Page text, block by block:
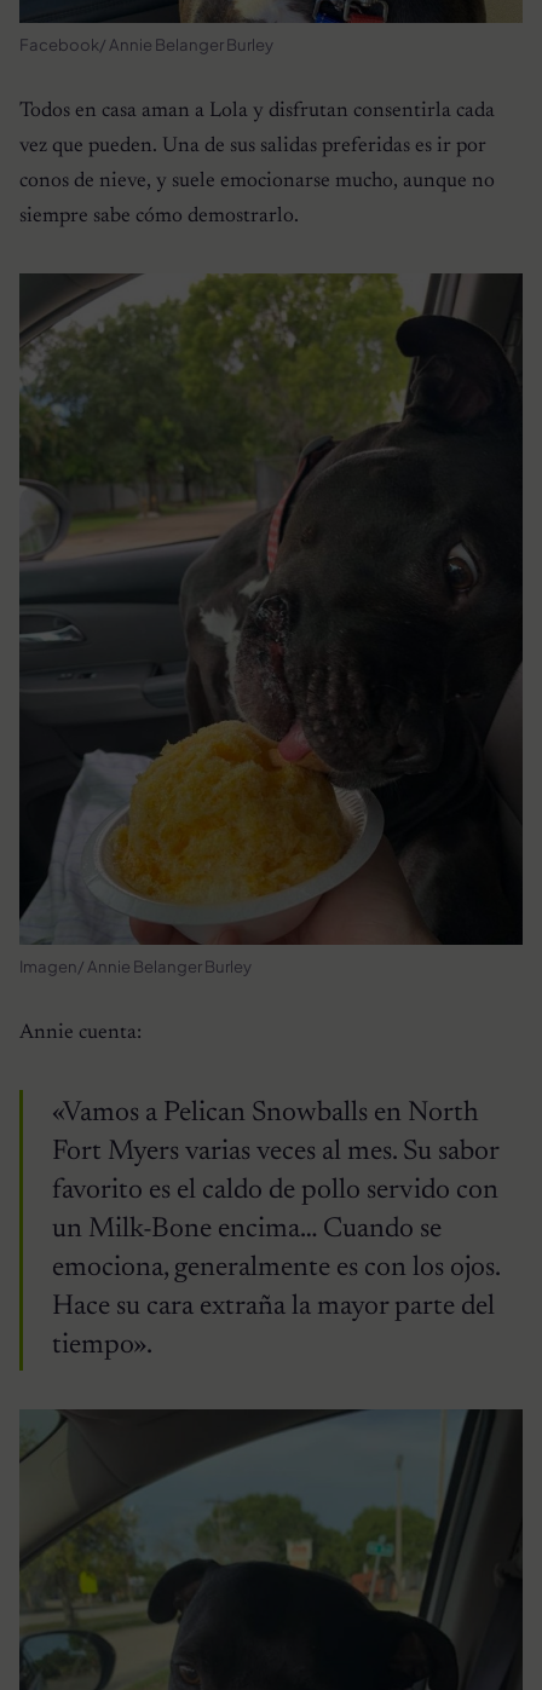
Facebook/ Annie Belanger Burley
Todos en casa aman a Lola y disfrutan consentirla cada
vez que pueden. Una de sus salidas preferidas es ir por
conos de nieve, y suele emocionarse mucho, aunque no
siempre sabe cómo demostrarlo.
Imagen/ Annie Belanger Burley
Annie cuenta:
«Vamos a Pelican Snowballs en North
Fort Myers varias veces al mes. Su sabor
favorito es el caldo de pollo servido con
un Milk-Bone encima… Cuando se
emociona, generalmente es con los ojos.
Hace su cara extraña la mayor parte del
tiempo».